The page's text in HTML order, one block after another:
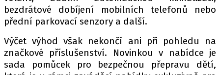
bezdrátové dobíjení mobilních telefonů nebo
přední parkovací senzory a další.
Výčet výhod však nekončí ani při pohledu na
značkové příslušenství. Novinkou v nabídce je
sada pomůcek pro bezpečnou přepravu dětí,